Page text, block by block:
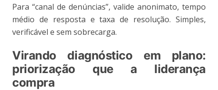
Para “canal de denúncias”, valide anonimato, tempo
médio de resposta e taxa de resolução. Simples,
verificável e sem sobrecarga.
Virando diagnóstico em plano:
priorização que a liderança
compra